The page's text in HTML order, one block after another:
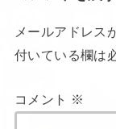
メールアドレス
付いている欄は
コメント ※